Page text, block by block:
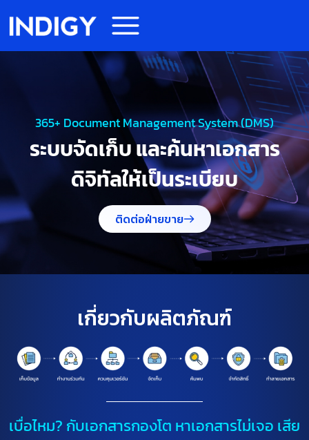
365+ Document Management System (DMS)
ระบบจัดเก็บ และค้นหาเอกสาร
ดิจิทัลให้เป็นระเบียบ
ติดต่อฝ่ายขาย
เกี่ยวกับผลิตภัณฑ์
เบื่อไหม? กับเอกสารกองโต หาเอกสารไม่เจอ เสีย